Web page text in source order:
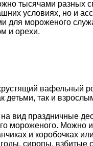
тысячами разных
условиях, но и
для мороженого
и орехи.
вафельный
детьми, так и
вид праздничные
мороженого. Можно
и коробочках
сиропы, взбитые